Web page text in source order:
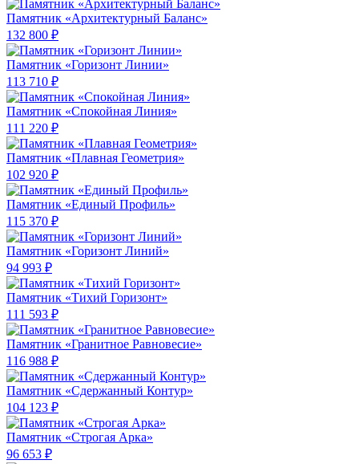
Памятник «Архитектурный Баланс»
132 800 ₽
Памятник «Горизонт Линии»
113 710 ₽
Памятник «Спокойная Линия»
111 220 ₽
Памятник «Плавная Геометрия»
102 920 ₽
Памятник «Единый Профиль»
115 370 ₽
Памятник «Горизонт Линий»
94 993 ₽
Памятник «Тихий Горизонт»
111 593 ₽
Памятник «Гранитное Равновесие»
116 988 ₽
Памятник «Сдержанный Контур»
104 123 ₽
Памятник «Строгая Арка»
96 653 ₽